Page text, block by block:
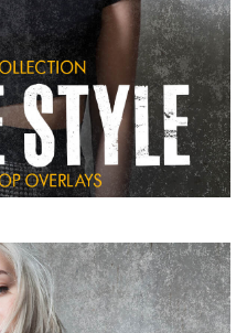
select